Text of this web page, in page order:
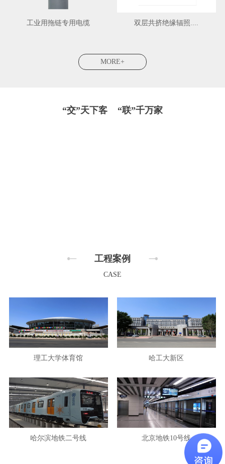
工业用拖链专用电缆 双层共挤绝缘辐照....
MORE+
“交”天下客 “联”千万家
工程案例
CASE
理工大学体育馆 哈工大新区
哈尔滨地铁二号线 北京地铁10号线